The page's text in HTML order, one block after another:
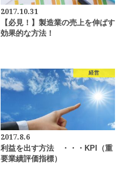
2017.10.31
【必見！】製造業の売上を伸ばす
効果的な方法！
経営
2017.8.6
利益を出す方法 ・・・KPI（重
要業績評価指標）